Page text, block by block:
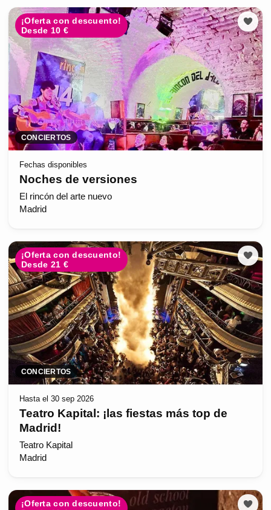
¡Oferta con descuento!
Desde 10 €
CONCIERTOS
Fechas disponibles
Noches de versiones
El rincón del arte nuevo
Madrid
¡Oferta con descuento!
Desde 21 €
CONCIERTOS
Hasta el 30 sep 2026
Teatro Kapital: ¡las fiestas más top de
Madrid!
Teatro Kapital
Madrid
¡Oferta con descuento!